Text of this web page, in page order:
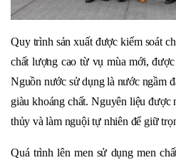
Quy trình sản xuất được kiểm soát
chất lượng cao từ vụ mùa mới,
Nguồn nước sử dụng là nước ngầm
giàu khoáng chất. Nguyên liệu được
thủy và làm nguội tự nhiên để giữ
Quá trình lên men sử dụng men